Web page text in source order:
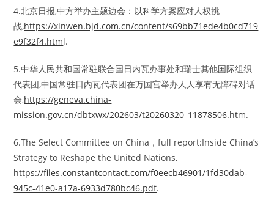
4.北京日报,中方举办主题边会：以科学方案应对人权挑
战,https://xinwen.bjd.com.cn/content/s69bb71ede4b0cd719
e9f32f4.html.
5.中华人民共和国常驻联合国日内瓦办事处和瑞士其他国际组织
代表团,中国常驻日内瓦代表团在万国宫举办人人享有无障碍对话
会,https://geneva.china-
mission.gov.cn/dbtxwx/202603/t20260320_11878506.htm.
6.The Select Committee on China，full report:Inside China’s
Strategy to Reshape the United Nations,
https://files.constantcontact.com/f0eecb46901/1fd30dab-
945c-41e0-a17a-6933d780bc46.pdf.